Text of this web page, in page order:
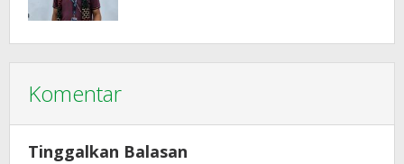
Komentar
Tinggalkan Balasan